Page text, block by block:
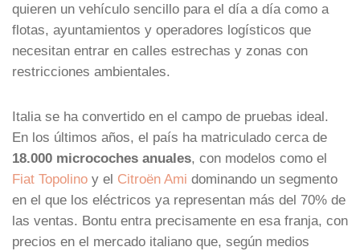
quieren un vehículo sencillo para el día a día como a
flotas, ayuntamientos y operadores logísticos que
necesitan entrar en calles estrechas y zonas con
restricciones ambientales.
Italia se ha convertido en el campo de pruebas ideal.
En los últimos años, el país ha matriculado cerca de
18.000 microcoches anuales, con modelos como el
Fiat Topolino y el Citroën Ami dominando un segmento
en el que los eléctricos ya representan más del 70% de
las ventas. Bontu entra precisamente en esa franja, con
precios en el mercado italiano que, según medios